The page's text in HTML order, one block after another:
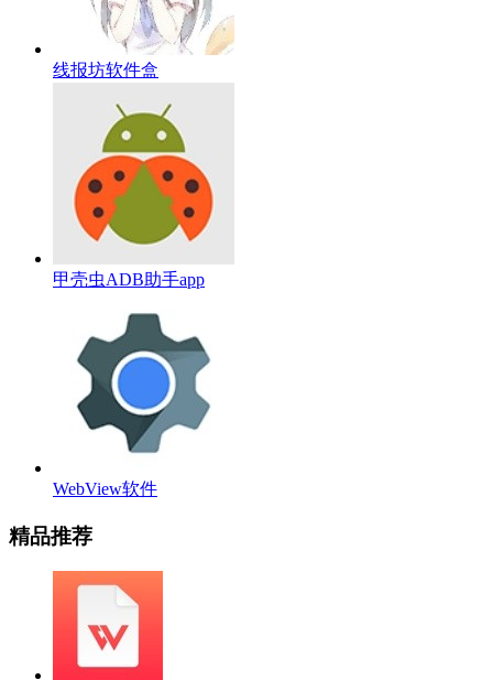
线报坊软件盒
甲壳虫ADB助手app
WebView软件
精品推荐